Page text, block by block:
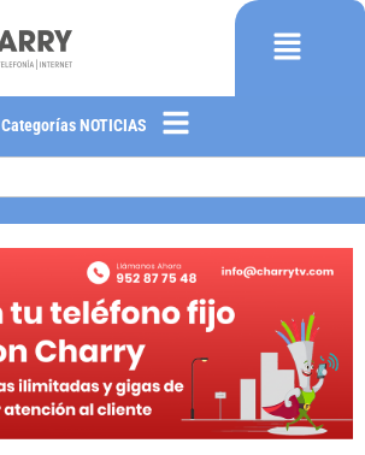
Categorías NOTICIAS